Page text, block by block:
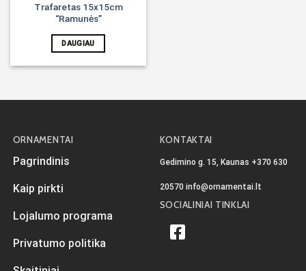
Trafaretas 15x15cm
“Ramunės”
DAUGIAU
ORNAMENTAI
Pagrindinis
Kaip pirkti
Lojalumo programa
Privatumo politika
KONTAKTAI
Gedimino g. 15, Kaunas +370 630
20570 info@ornamentai.lt
SOCIALINIAI TINKLAI